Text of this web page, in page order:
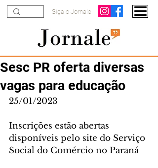
Siga o Jornale
Sesc PR oferta diversas
vagas para educação
25/01/2023
Inscrições estão abertas
disponíveis pelo site do Serviço
Social do Comércio no Paraná